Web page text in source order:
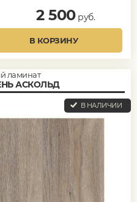
2 500руб.
В КОРЗИНУ
ламинат
АСКОЛЬД
В НАЛИЧИИ